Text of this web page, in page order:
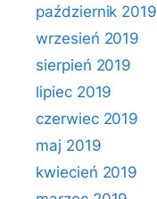
październik 2019
wrzesień 2019
sierpień 2019
lipiec 2019
czerwiec 2019
maj 2019
kwiecień 2019